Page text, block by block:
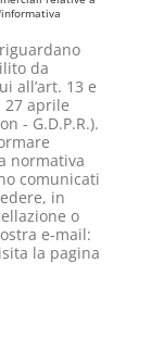
da
all’art. 13 e
27 aprile
- G.D.P.R.).
normativa
comunicati
in
o
e-mail:
la pagina